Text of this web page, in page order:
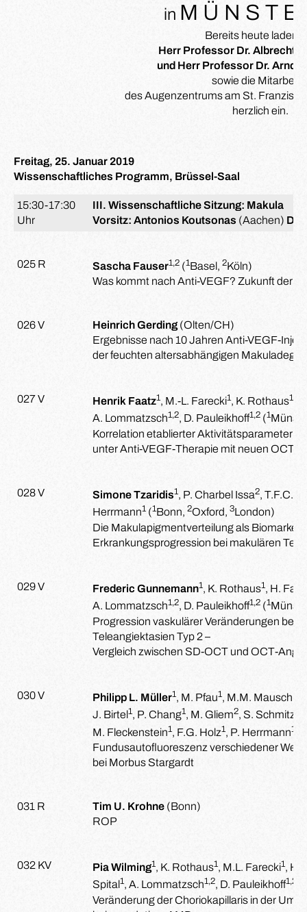
in M Ü N S T E
Bereits heute laden
Herr Professor Dr. Albrecht
und Herr Professor Dr. Arnd
sowie die
des Augenzentrums am St.
herzlich ein.
Freitag, 25. Januar 2019
Wissenschaftliches Programm, Brüssel-Saal
15:30-17:30
Uhr
III. Wissenschaftliche Sitzung: Makula
Vorsitz: Antonios Koutsonas (Aachen)
025 R Sascha Fauser1,2 (1Basel, 2Köln)
Was kommt nach Anti-VEGF? Zukunft der
026 V Heinrich Gerding(Olten/CH)
Ergebnisse nach 10 Jahren Anti-VEGF-
der feuchten altersabhängigen
027 V Henrik Faatz1, M.-L. Farecki1, K. Rothaus1
A. Lommatzsch1,2, D. Pauleikhoff1,2 (1
Korrelation etablierter Aktivitätsparameter
unter Anti-VEGF-Therapie mit neuen OCT-
028 V Simone Tzaridis1, P. Charbel Issa2, T.F.C.
Herrmann1(1Bonn, 2Oxford, 3London)
Die Makulapigmentverteilung als Biomarker
Erkrankungsprogression bei makulären
029 V Frederic Gunnemann1, K. Rothaus1, H.
A. Lommatzsch1,2, D. Pauleikhoff1,2 (1
Progression vaskulärer Veränderungen bei
Teleangiektasien Typ 2 –
Vergleich zwischen SD-OCT und OCT-
030 V Philipp L. Müller1, M. Pfau1, M.M. Mauschitz
J. Birtel 1, P. Chang1, M. Gliem2, S. Schmitz-
M. Fleckenstein1, F.G. Holz1, P. Herrmann1
Fundusautofluoreszenz verschiedener
bei Morbus Stargardt
031 R Tim U. Krohne (Bonn)
ROP
032 KV Pia Wilming1, K. Rothaus1, M.L. Farecki1, H.
Spital 1, A. Lommatzsch1,2, D. Pauleikhoff1,2
Veränderung der Choriokapillaris in der